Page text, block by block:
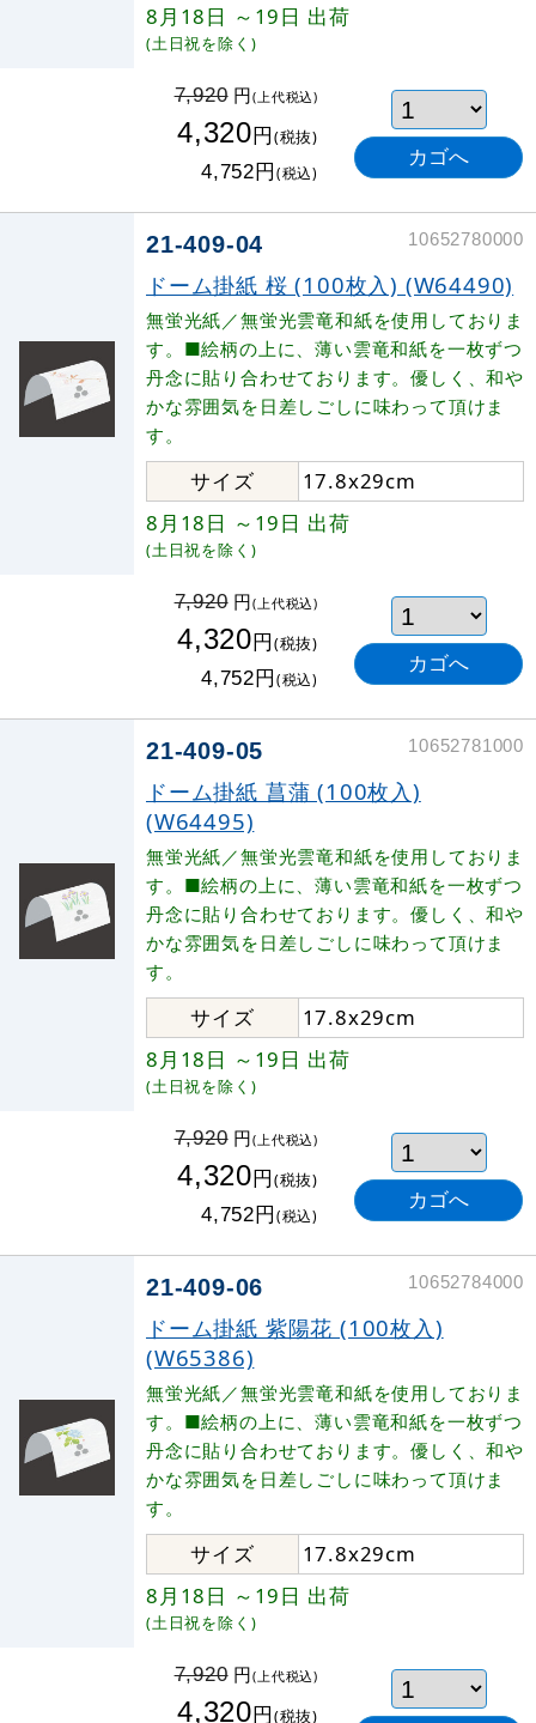
8月18日 ～19日 出荷
(土日祝を除く)
7,920円(上代税込)
4,320円(税抜)
4,752円(税込)
21-409-04 10652780000
ドーム掛紙 桜 (100枚入) (W64490)
無蛍光紙／無蛍光雲竜和紙を使用しておりま
す。■絵柄の上に、薄い雲竜和紙を一枚ずつ
丹念に貼り合わせております。優しく、和や
かな雰囲気を日差しごしに味わって頂けま
す。
サイズ
17.8x29cm
8月18日 ～19日 出荷
(土日祝を除く)
7,920円(上代税込)
4,320円(税抜)
4,752円(税込)
21-409-05 10652781000
ドーム掛紙 菖蒲 (100枚入)
(W64495)
無蛍光紙／無蛍光雲竜和紙を使用しておりま
す。■絵柄の上に、薄い雲竜和紙を一枚ずつ
丹念に貼り合わせております。優しく、和や
かな雰囲気を日差しごしに味わって頂けま
す。
サイズ
17.8x29cm
8月18日 ～19日 出荷
(土日祝を除く)
7,920円(上代税込)
4,320円(税抜)
4,752円(税込)
21-409-06 10652784000
ドーム掛紙 紫陽花 (100枚入)
(W65386)
無蛍光紙／無蛍光雲竜和紙を使用しておりま
す。■絵柄の上に、薄い雲竜和紙を一枚ずつ
丹念に貼り合わせております。優しく、和や
かな雰囲気を日差しごしに味わって頂けま
す。
サイズ
17.8x29cm
8月18日 ～19日 出荷
(土日祝を除く)
7,920円(上代税込)
4,320円(税抜)